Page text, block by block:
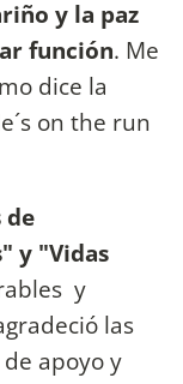
y la paz
función. Me
dice la
on the run
de
y "Vidas
y
las
apoyo y